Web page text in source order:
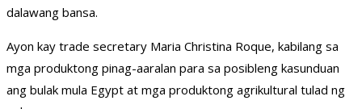
dalawang bansa.
Ayon kay trade secretary Maria Christina Roque, kabilang sa
mga produktong pinag-aaralan para sa posibleng kasunduan
ang bulak mula Egypt at mga produktong agrikultural tulad ng